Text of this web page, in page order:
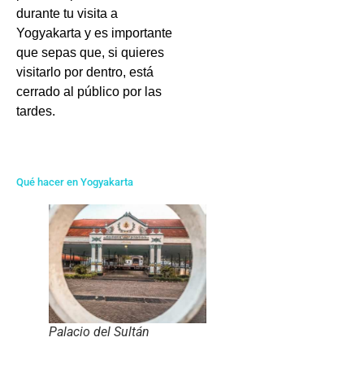
durante tu visita a
Yogyakarta y es importante
que sepas que, si quieres
visitarlo por dentro, está
cerrado al público por las
tardes.
Qué hacer en Yogyakarta
Palacio del Sultán